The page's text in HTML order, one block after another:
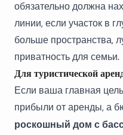
обязательно должна
линии, если участок в
больше пространства,
приватность для семьи.
Для туристической
Если ваша главная
прибыли от аренды, а
роскошный дом с